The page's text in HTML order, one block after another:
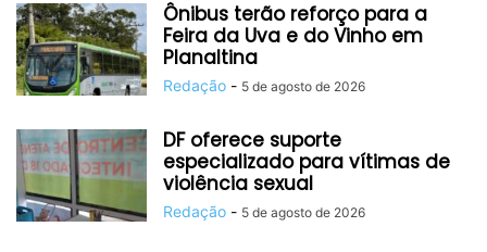
Ônibus terão reforço para a
Feira da Uva e do Vinho em
Planaltina
Redação - 5 de agosto de 2026
DF oferece suporte
especializado para vítimas de
violência sexual
Redação - 5 de agosto de 2026